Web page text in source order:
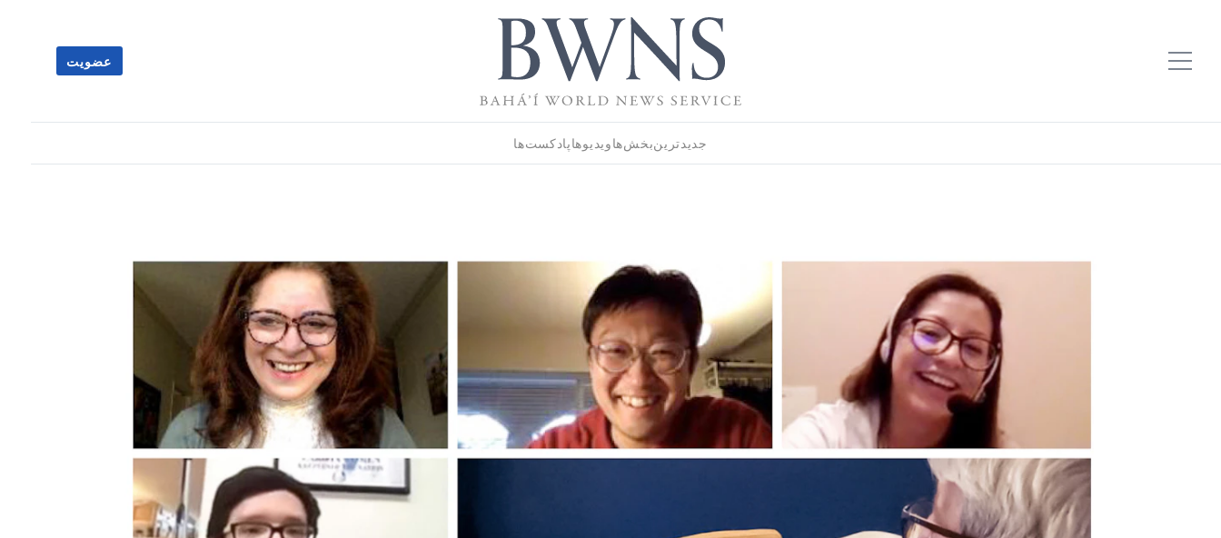
عضویت
جدیدترینبخش‌هاویدیوهاپادکست‌ها